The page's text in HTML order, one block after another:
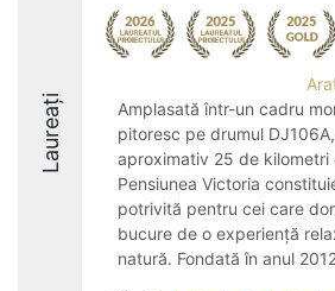
Laureați
Amplasată într-un cadru
pitoresc pe drumul
aproximativ 25 de kilometri
Pensiunea Victoria
potrivită pentru cei care
bucure de o experiență
natură. Fondată în anul